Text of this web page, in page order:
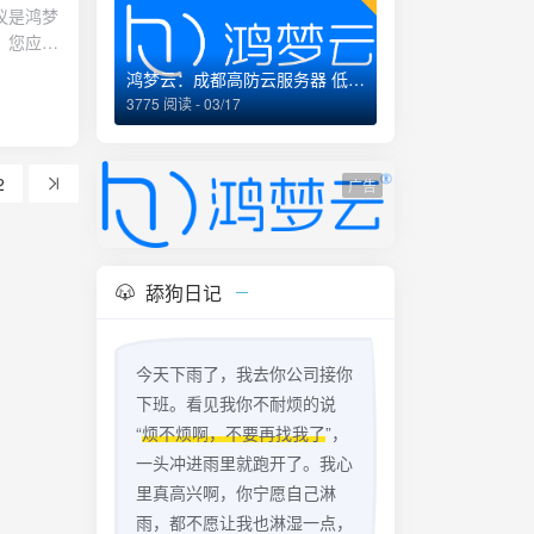
单位配合进行修复，但是由此给您造成的损失鸿梦云计算将予以免责。10.1.1 不可抗力，包括但不限于自然灾害、政府行为、法律法规颁布调整、罢工（任一方内部劳资纠纷除外）、动乱等不能预见、不能避免并不能克服的客观情况。10.1.2 基础运营商原因，包括但不限于电信部门技术调整、电信/电力线路被他人破坏、电信/电力部门对电信网络/电力资源进行安装、改造、维护。10.1.3 网络安全事故，如计算机病毒、木马或其他恶意程序、黑客攻击的破坏。10.1.4 您通过非鸿梦云计算授权的方式使用鸿梦云计算服务，您操作不当或您的电脑软件、系统、硬件和通信线路出现故障。10.1.5 其他非鸿梦云计算过错、鸿梦云计算无法控制或合理预见的情形。10.2 因不可抗力、基础运营商原因、网络安全事故或其他超出当事人可合理掌控范围的事件，造成本协议迟延履行或任何一方违约，双方均无需承担违约责任。但是，受影响一方应尽可能及时通知另一方。如前述事件妨碍协议履行达30天以上的，任一方可提前15天书面通知对方终止协议。因本条款终止协议的，任何一方均无须承担违约责任。10.3 您理解并同意，鸿梦云计算的服务是按照现有技术和条件所能达到的现状提供的。鸿梦云计算将尽最大努力确保服务的连贯性和安全性，但鸿梦云计算不能保证其所提供的服务毫无瑕疵，因此，即使鸿梦云计算提供的服务存在瑕疵，但若上述瑕疵是当时行业技术水平所无法避免的，其将不视为鸿梦云计算违约，鸿梦云计算也无需承担任何责任，双方应友好协作共同解决问题。10.4 于任何情形下，任一方均不对另一方之任何间接的、偶然的、特殊的或惩罚性的损害和损失（如利润损失、机会损失、向第三方支付的费用、声誉/商誉损失或损害等）承担责任，无论基于合同、保证、侵权或任何其他责任理论，不论任一方是否知道或应当知道上述损失或损害的可
鸿梦云：成都高防云服务器 低至99元/月 企业经营
3775 阅读 - 03/17
广告
舔狗日记
今天下雨了，我去你公司接你
下班。看见我你不耐烦的说
“烦不烦啊，不要再找我了”，
一头冲进雨里就跑开了。我心
里真高兴啊，你宁愿自己淋
雨，都不愿让我也淋湿一点，